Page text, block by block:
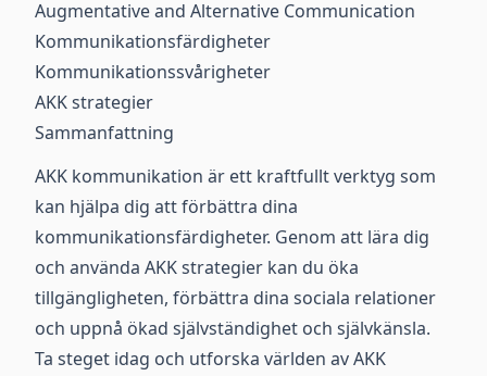
Augmentative and Alternative Communication
Kommunikationsfärdigheter
Kommunikationssvårigheter
AKK strategier
Sammanfattning
AKK kommunikation är ett kraftfullt verktyg som
kan hjälpa dig att förbättra dina
kommunikationsfärdigheter. Genom att lära dig
och använda AKK strategier kan du öka
tillgängligheten, förbättra dina sociala relationer
och uppnå ökad självständighet och självkänsla.
Ta steget idag och utforska världen av AKK